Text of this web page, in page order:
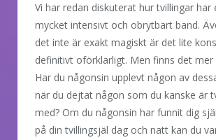
Vi har redan diskuterat hur tvillingar har
mycket intensivt och obrytbart band.
det inte är exakt magiskt är det lite
definitivt oförklarligt. Men finns det mer
Har du någonsin upplevt någon av
när du dejtat någon som du kanske är
med? Om du någonsin har funnit dig
på din tvillingsjäl dag och natt kan du